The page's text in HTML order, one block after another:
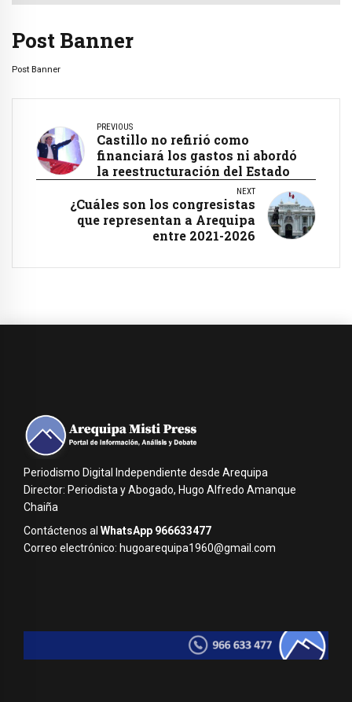
Post Banner
Post Banner
PREVIOUS
Castillo no refirió como
financiará los gastos ni abordó
la reestructuración del Estado
NEXT
¿Cuáles son los congresistas
que representan a Arequipa
entre 2021-2026
Periodismo Digital Independiente desde Arequipa
Director: Periodista y Abogado, Hugo Alfredo Amanque
Chaiña
Contáctenos al WhatsApp 966633477
Correo electrónico: hugoarequipa1960@gmail.com